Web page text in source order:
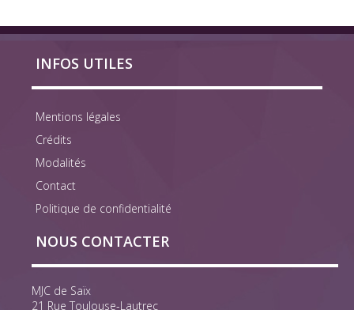
INFOS UTILES
Mentions légales
Crédits
Modalités
Contact
Politique de confidentialité
NOUS CONTACTER
MJC de Saïx
21 Rue Toulouse-Lautrec